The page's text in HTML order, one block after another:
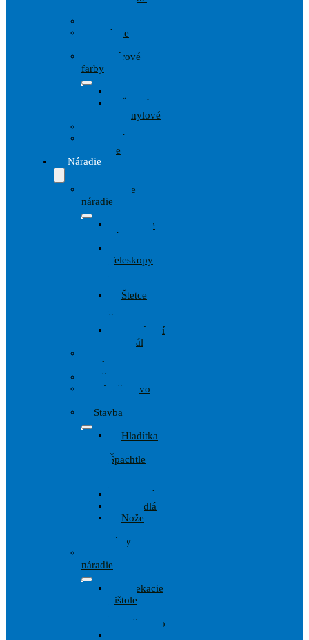
Fasádne
Interiérové
farby
Disperzné
Špeciálne
Vinylové
Penetrácie
Spreje
Náradie
Maliarske
náradie
Lepiace
pásky
Teleskopy
Štetce
štetky
Zakrývací
materiál
Ochranné
pomôcky
Pištole
Príslušenstvo
Stavba
Hladítka
Špachtle
lyžice
Kladivá
Meradlá
Nože
Pílky
náradie
Striekacie
pištole
prislušenstvo